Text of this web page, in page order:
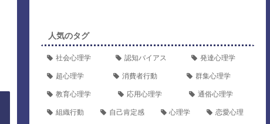
人気のタグ
社会心理学 認知バイアス 発達心理学
超心理学 消費者行動 群集心理学
教育心理学 応用心理学 通俗心理学
組織行動 自己肯定感 心理学 恋愛心理